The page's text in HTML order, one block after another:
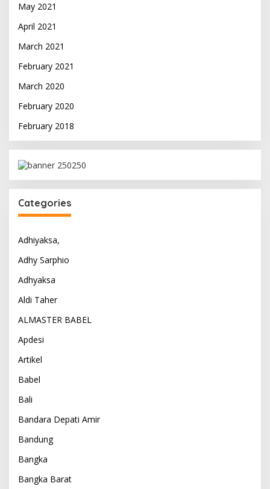
May 2021
April 2021
March 2021
February 2021
March 2020
February 2020
February 2018
Categories
Adhiyaksa,
Adhy Sarphio
Adhyaksa
Aldi Taher
ALMASTER BABEL
Apdesi
Artikel
Babel
Bali
Bandara Depati Amir
Bandung
Bangka
Bangka Barat